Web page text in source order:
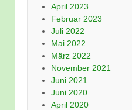
April 2023
Februar 2023
Juli 2022
Mai 2022
März 2022
November 2021
Juni 2021
Juni 2020
April 2020